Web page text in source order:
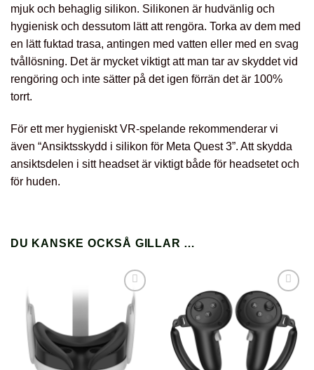
mjuk och behaglig silikon. Silikonen är hudvänlig och
hygienisk och dessutom lätt att rengöra. Torka av dem med
en lätt fuktad trasa, antingen med vatten eller med en svag
tvållösning. Det är mycket viktigt att man tar av skyddet vid
rengöring och inte sätter på det igen förrän det är 100%
torrt.
För ett mer hygieniskt VR-spelande rekommenderar vi
även “Ansiktsskydd i silikon för Meta Quest 3”. Att skydda
ansiktsdelen i sitt headset är viktigt både för headsetet och
för huden.
DU KANSKE OCKSÅ GILLAR …
Lägg till i
önskelista
Lägg till i
önskelista